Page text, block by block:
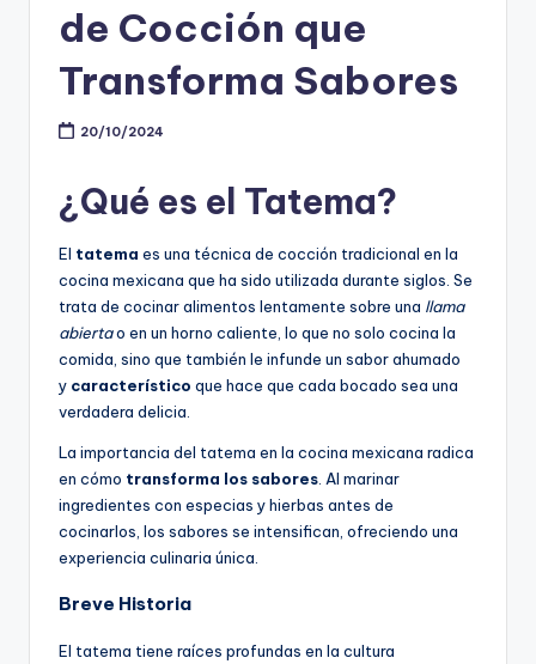
de Cocción que
Transforma Sabores
20/10/2024
¿Qué es el Tatema?
El tatema es una técnica de cocción tradicional en la
cocina mexicana que ha sido utilizada durante siglos. Se
trata de cocinar alimentos lentamente sobre una llama
abiertao en un horno caliente, lo que no solo cocina la
comida, sino que también le infunde un sabor ahumado
y característico que hace que cada bocado sea una
verdadera delicia.
La importancia del tatema en la cocina mexicana radica
en cómo transforma los sabores . Al marinar
ingredientes con especias y hierbas antes de
cocinarlos, los sabores se intensifican, ofreciendo una
experiencia culinaria única.
Breve Historia
El tatema tiene raíces profundas en la cultura